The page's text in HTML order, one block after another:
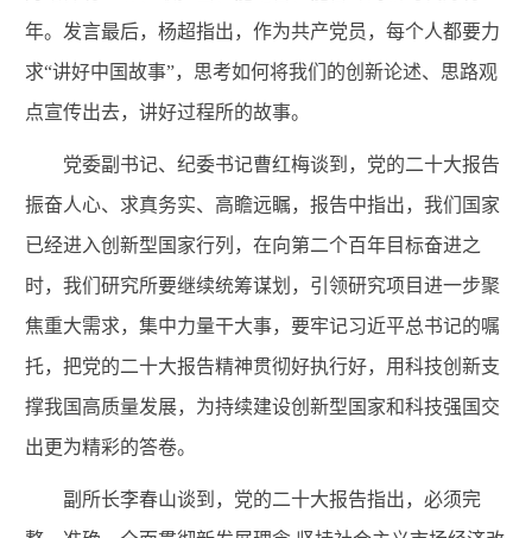
年。发言最后，杨超指出，作为共产党员，每个人都要力
求“讲好中国故事”，思考如何将我们的创新论述、思路观
点宣传出去，讲好过程所的故事。
党委副书记、纪委书记曹红梅谈到，党的二十大报告
振奋人心、求真务实、高瞻远瞩，报告中指出，我们国家
已经进入创新型国家行列，在向第二个百年目标奋进之
时，我们研究所要继续统筹谋划，引领研究项目进一步聚
焦重大需求，集中力量干大事，要牢记习近平总书记的嘱
托，把党的二十大报告精神贯彻好执行好，用科技创新支
撑我国高质量发展，为持续建设创新型国家和科技强国交
出更为精彩的答卷。
副所长李春山谈到，党的二十大报告指出， 必须完